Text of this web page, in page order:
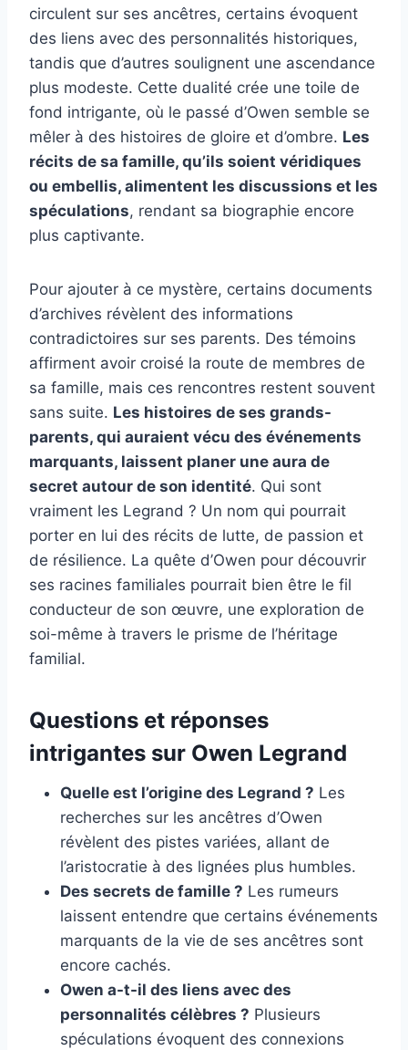
circulent sur ses ancêtres, certains évoquent
des liens avec des personnalités historiques,
tandis que d’autres soulignent une ascendance
plus modeste. Cette dualité crée une toile de
fond intrigante, où le passé d’Owen semble se
mêler à des histoires de gloire et d’ombre. Les
récits de sa famille, qu’ils soient véridiques
ou embellis, alimentent les discussions et les
spéculations, rendant sa biographie encore
plus captivante.
Pour ajouter à ce mystère, certains documents
d’archives révèlent des informations
contradictoires sur ses parents. Des témoins
affirment avoir croisé la route de membres de
sa famille, mais ces rencontres restent souvent
sans suite. Les histoires de ses grands-
parents, qui auraient vécu des événements
marquants, laissent planer une aura de
secret autour de son identité. Qui sont
vraiment les Legrand ? Un nom qui pourrait
porter en lui des récits de lutte, de passion et
de résilience. La quête d’Owen pour découvrir
ses racines familiales pourrait bien être le fil
conducteur de son œuvre, une exploration de
soi-même à travers le prisme de l’héritage
familial.
Questions et réponses
intrigantes sur Owen Legrand
Quelle est l’origine des Legrand ? Les
recherches sur les ancêtres d’Owen
révèlent des pistes variées, allant de
l’aristocratie à des lignées plus humbles.
Des secrets de famille ? Les rumeurs
laissent entendre que certains événements
marquants de la vie de ses ancêtres sont
encore cachés.
Owen a-t-il des liens avec des
personnalités célèbres ? Plusieurs
spéculations évoquent des connexions